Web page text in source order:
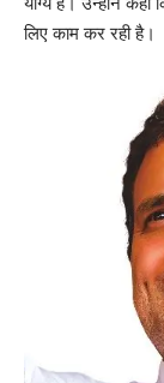
लिए काम कर रही है।